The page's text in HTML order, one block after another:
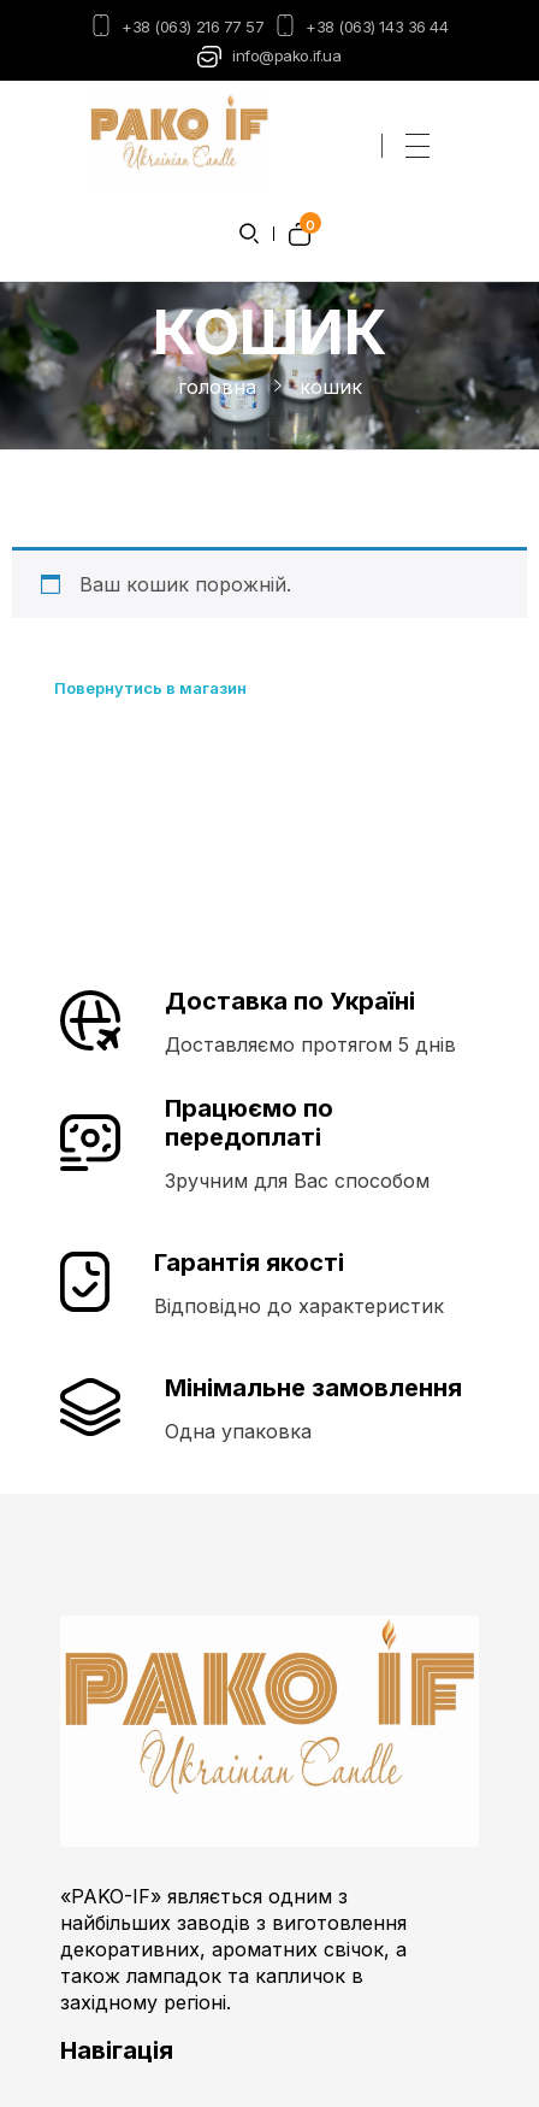
+38 (063) 216 77 57
+38 (063) 143 36 44
info@pako.if.ua
0
головна кошик
КОШИК
Ваш кошик порожній.
Повернутись в магазин
Доставка по Україні
Доставляємо протягом 5 днів
Працюємо по
передоплаті
Зручним для Вас способом
Гарантія якості
Відповідно до характеристик
Мінімальне замовлення
Одна упаковка
«PAKO-IF» являється одним з
найбільших заводів з виготовлення
декоративних, ароматних свічок, а
також лампадок та капличок в
західному регіоні.
Навігація